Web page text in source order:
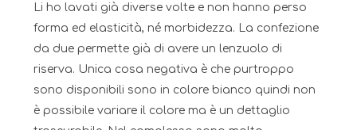
Li ho lavati già diverse volte e non hanno perso
forma ed elasticità, né morbidezza. La confezione
da due permette già di avere un lenzuolo di
riserva. Unica cosa negativa è che purtroppo
sono disponibili sono in colore bianco quindi non
è possibile variare il colore ma è un dettaglio